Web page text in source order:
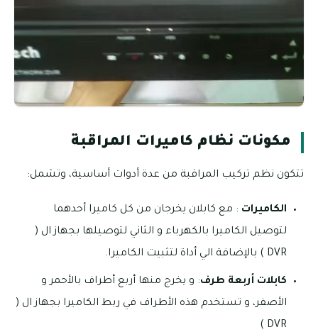
مكونات نظام كاميرات المراقبة
تتكون نظم تركيب المراقبة من عدة أدوات أساسية، وتشمل:
الكاميرات : مع كابلان يخرجان من كل كاميرا أحدهما
لتوصيل الكاميرا بالكهرباء و الثاني لتوصيلها بجهاز ال (
DVR ) بالإضافة الي أداة لتثبيت الكاميرا.
كابلات أربعة طرف: و يخرج منها أربع أطراف بالأحمر و
الأصفر، و تستخدم هذه الأطراف في ربط الكاميرا بجهاز ال (
DVR )